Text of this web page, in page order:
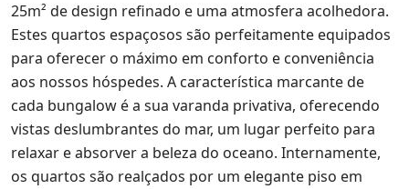
25m² de design refinado e uma atmosfera acolhedora.
Estes quartos espaçosos são perfeitamente equipados
para oferecer o máximo em conforto e conveniência
aos nossos hóspedes. A característica marcante de
cada bungalow é a sua varanda privativa, oferecendo
vistas deslumbrantes do mar, um lugar perfeito para
relaxar e absorver a beleza do oceano. Internamente,
os quartos são realçados por um elegante piso em